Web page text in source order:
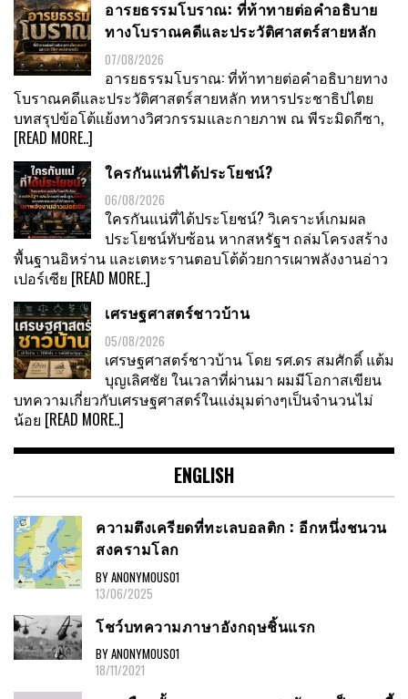
อารยธรรมโบราณ: ที่ท้าทายต่อคำอธิบาย
ทางโบราณคดีและประวัติศาสตร์สายหลัก
07/08/2026
อารยธรรมโบราณ: ที่ท้าทายต่อคำอธิบายทาง
โบราณคดีและประวัติศาสตร์สายหลัก ทหารประชาธิปไตย
บทสรุปข้อโต้แย้งทางวิศวกรรมและกายภาพ ณ พีระมิดกีซา,
[READ MORE..]
ใครกันแน่ที่ได้ประโยชน์?
06/08/2026
ใครกันแน่ที่ได้ประโยชน์? วิเคราะห์เกมผล
ประโยชน์ทับซ้อน หากสหรัฐฯ ถล่มโครงสร้าง
พื้นฐานอิหร่าน และเตหะรานตอบโต้ด้วยการเผาพลังงานอ่าว
เปอร์เซีย [READ MORE..]
เศรษฐศาสตร์ชาวบ้าน
05/08/2026
เศรษฐศาสตร์ชาวบ้าน โดย รศ.ดร สมศักดิ์ แต้ม
บุญเลิศชัย ในเวลาที่ผ่านมา ผมมีโอกาสเขียน
บทความเกี่ยวกับเศรษฐศาสตร์ในแง่มุมต่างๆเป็นจำนวนไม่
น้อย [READ MORE..]
ENGLISH
ความตึงเครียดที่ทะเลบอลติก : อีกหนึ่งชนวน
สงครามโลก
BY ANONYMOUS01
13/06/2025
โชว์บทความภาษาอังกฤษชิ้นแรก
BY ANONYMOUS01
18/11/2021